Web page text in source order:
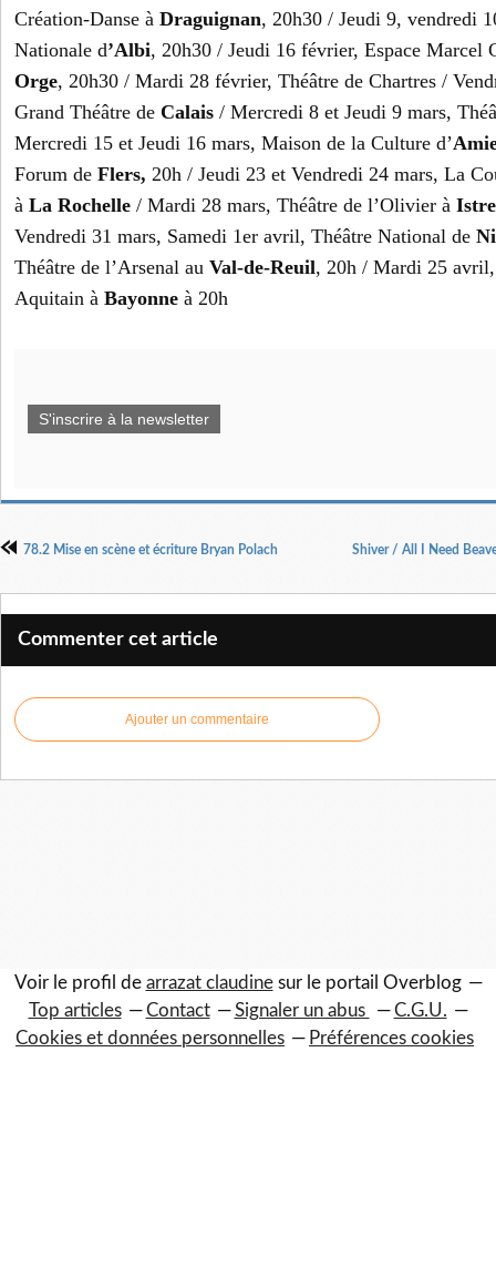
Création-Danse à Draguignan, 20h30 / Jeudi 9, vendredi
Nationale d’Albi, 20h30 / Jeudi 16 février, Espace Marcel
Orge, 20h30 / Mardi 28 février, Théâtre de Chartres /
Grand Théâtre de Calais / Mercredi 8 et Jeudi 9 mars,
Mercredi 15 et Jeudi 16 mars, Maison de la Culture d’
Forum de Flers, 20h / Jeudi 23 et Vendredi 24 mars, La
à La Rochelle / Mardi 28 mars, Théâtre de l’Olivier à
Vendredi 31 mars, Samedi 1er avril, Théâtre National de
Théâtre de l’Arsenal au Val-de-Reuil, 20h / Mardi 25
Aquitain à Bayonne à 20h
S'inscrire à la newsletter
78.2 Mise en scène et écriture Bryan Polach Shiver / All I Need
Commenter cet article
Ajouter un commentaire
Voir le profil de arrazat claudinesur le portail Overblog
Top articles
Contact Signaler un abus
C.G.U.
Cookies et données personnelles
Préférences cookies